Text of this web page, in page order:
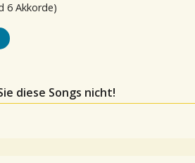
6 Akkorde)
diese Songs nicht!